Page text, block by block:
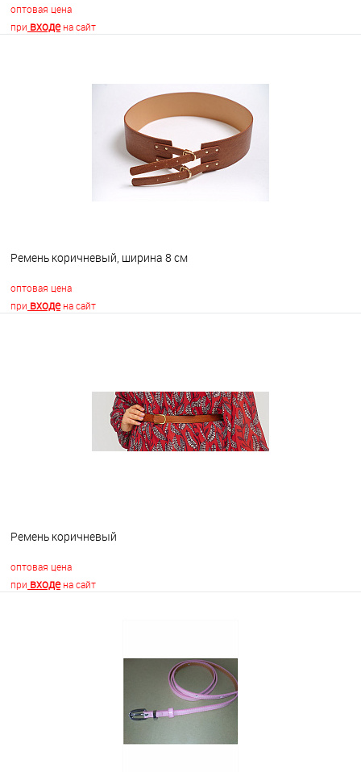
оптовая цена
при входена сайт
В наличии
Ремень коричневый, ширина 8 см
оптовая цена
при входена сайт
В наличии
Ремень коричневый
оптовая цена
при входена сайт
Недоступно